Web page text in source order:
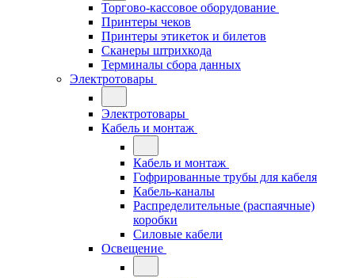
Торгово-кассовое оборудование
Принтеры чеков
Принтеры этикеток и билетов
Сканеры штрихкода
Терминалы сбора данных
Электротовары
Электротовары
Кабель и монтаж
Кабель и монтаж
Гофрированные трубы для кабеля
Кабель-каналы
Распределительные (распаячные)
коробки
Силовые кабели
Освещение